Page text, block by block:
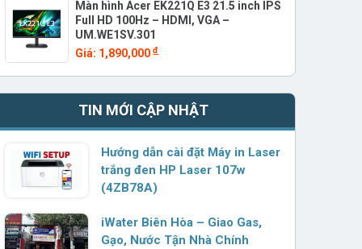
Màn hình Acer EK221Q E3 21.5 inch IPS
Full HD 100Hz – HDMI, VGA –
UM.WE1SV.301
Giá: 1,890,000đ
TIN MỚI CẬP NHẬT
Hướng dẫn cài đặt Máy in Laser
trắng đen HP Laser 107w
(4ZB78A)
iWater Biên Hòa – Giao Gas,
Gạo, Nước Tận Nhà Chính